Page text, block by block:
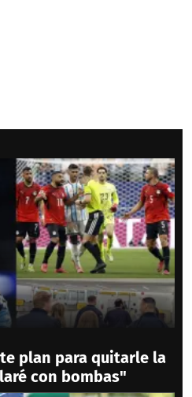
plan para quitarle la
con bombas"